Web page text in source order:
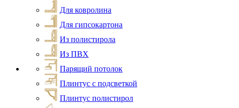
Для ковролина
Для гипсокартона
Из полистирола
Из ПВХ
Парящий потолок
Плинтус с подсветкой
Плинтус полистирол